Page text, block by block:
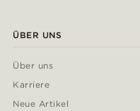
ÜBER UNS
Über uns
Karriere
Neue Artikel